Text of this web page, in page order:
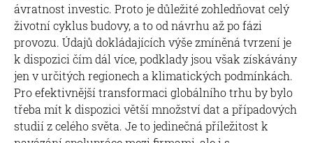
ávratnost investic. Proto je důležité zohledňovat celý
životní cyklus budovy, a to od návrhu až po fázi
provozu. Údajů dokládajících výše zmíněná tvrzení je
k dispozici čím dál více, podklady jsou však získávány
jen v určitých regionech a klimatických podmínkách.
Pro efektivnější transformaci globálního trhu by bylo
třeba mít k dispozici větší množství dat a případových
studií z celého světa. Je to jedinečná příležitost k